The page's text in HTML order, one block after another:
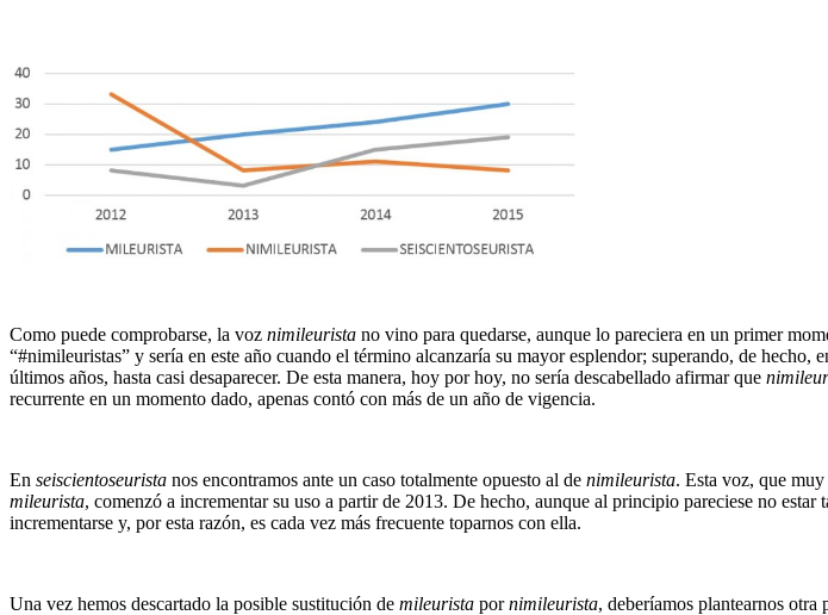
Como puede comprobarse, la voz nimileurista no vino para quedarse, aunque lo pareciera en un primer
“#nimileuristas” y sería en este año cuando el término alcanzaría su mayor esplendor; superando, de hecho,
últimos años, hasta casi desaparecer. De esta manera, hoy por hoy, no sería descabellado afirmar que
recurrente en un momento dado, apenas contó con más de un año de vigencia.
En seiscientoseurista nos encontramos ante un caso totalmente opuesto al de nimileurista. Esta voz, que
mileurista, comenzó a incrementar su uso a partir de 2013. De hecho, aunque al principio pareciese no estar
incrementarse y, por esta razón, es cada vez más frecuente toparnos con ella.
Una vez hemos descartado la posible sustitución de mileurista pornimileurista, deberíamos plantearnos otra